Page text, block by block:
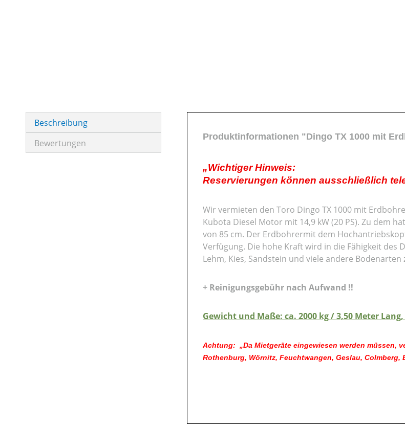
Beschreibung
Bewertungen
Produktinformationen "Dingo TX 1000 mit
„Wichtiger Hinweis:
Reservierungen können ausschließlich
Wir vermieten den Toro Dingo TX 1000 mit
Kubota Diesel Motor mit 14,9 kW (20 PS). Zu dem
von 85 cm. Der Erdbohrermit dem
Verfügung. Die hohe Kraft wird in die Fähigkeit des
Lehm, Kies, Sandstein und viele andere
+ Reinigungsgebühr nach Aufwand !!
Gewicht und Maße: ca. 2000 kg / 3,50 Meter
Achtung: „Da Mietgeräte eingewiesen werden müssen,
Rothenburg, Wörnitz, Feuchtwangen, Geslau,